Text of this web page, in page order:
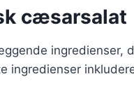
cæsarsalat
ingredienser,
ingredienser